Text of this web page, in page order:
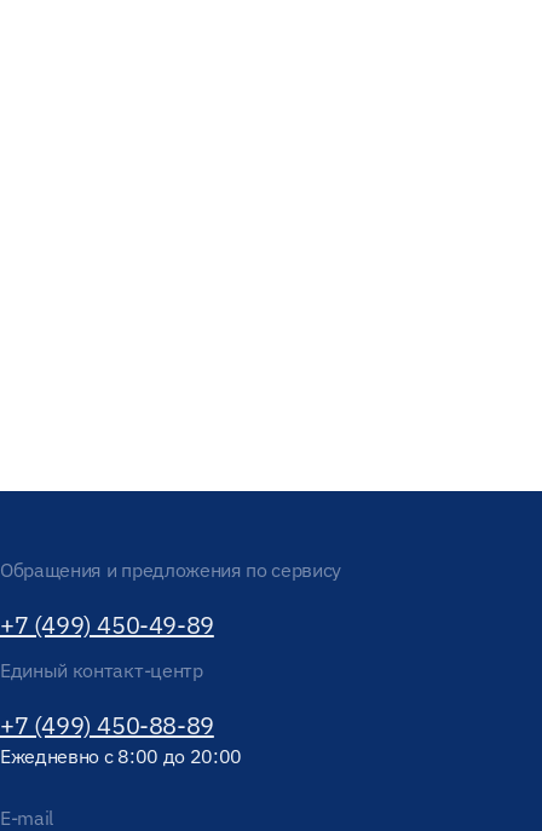
Обращения и предложения по сервису
+7 (499) 450-49-89
Единый контакт-центр
+7 (499) 450-88-89
Ежедневно с 8:00 до 20:00
E-mail